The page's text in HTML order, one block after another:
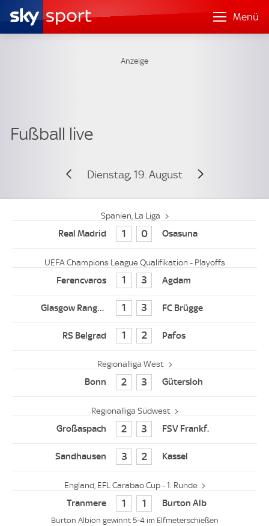
Menü
Dienstag, 19. August
Spanien, La Liga
1 0
UEFA Champions League Qualifikation - Playoffs
1 3
1 3
1 2
Regionalliga West
2 3
Regionalliga Südwest
2 3
3 2
England, EFL Carabao Cup - 1. Runde
1 1
Burton Albion gewinnt 5-4 im Elfmeterschießen